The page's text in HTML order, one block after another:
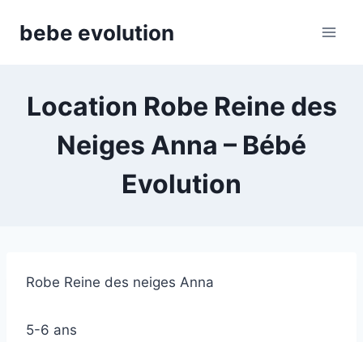
bebe evolution
Location Robe Reine des
Neiges Anna – Bébé
Evolution
Robe Reine des neiges Anna
5-6 ans